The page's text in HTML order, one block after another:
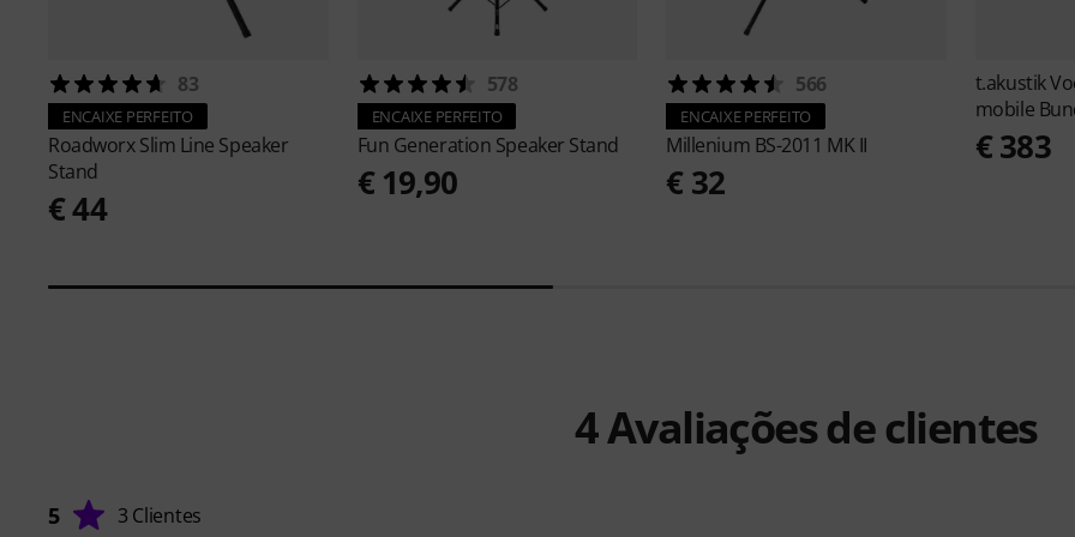
83
ENCAIXE PERFEITO
RoadworxSlim Line Speaker
Stand
€ 44
578
ENCAIXE PERFEITO
Fun Generation Speaker Stand
€ 19,90
566
ENCAIXE PERFEITO
Millenium BS-2011 MK II
€ 32
t.akustik
mobile
€ 383
4Avaliações de clientes
5 3 Clientes